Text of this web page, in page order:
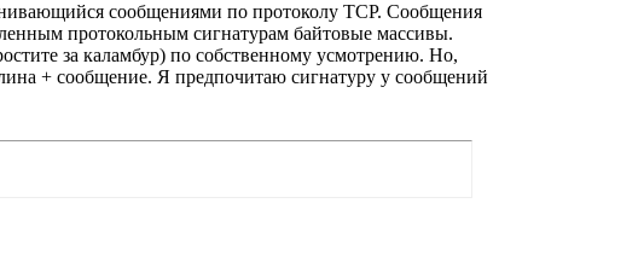
сообщениями по протоколу TCP. Сообщения
протокольным сигнатурам байтовые массивы.
за каламбур) по собственному усмотрению. Но,
+ сообщение. Я предпочитаю сигнатуру у сообщений